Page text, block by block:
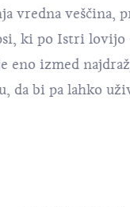
vredna veščina,
ki po Istri lovijo
eno izmed
da bi pa lahko